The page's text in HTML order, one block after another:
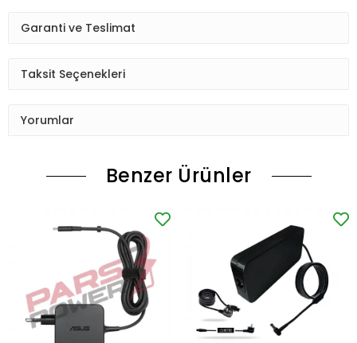
Garanti ve Teslimat
Taksit Seçenekleri
Yorumlar
Benzer Ürünler